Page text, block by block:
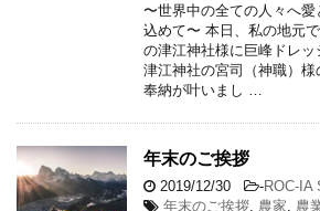
〜世界中の全ての人々へ
込めて〜 本日、私の地元
の津江神社様に巨峰ドレッ
津江神社の宮司（神職）様
奉納が叶いまし …
年末のご挨拶
2019/12/30 -ROC-IA
年末のご挨拶 農家
農